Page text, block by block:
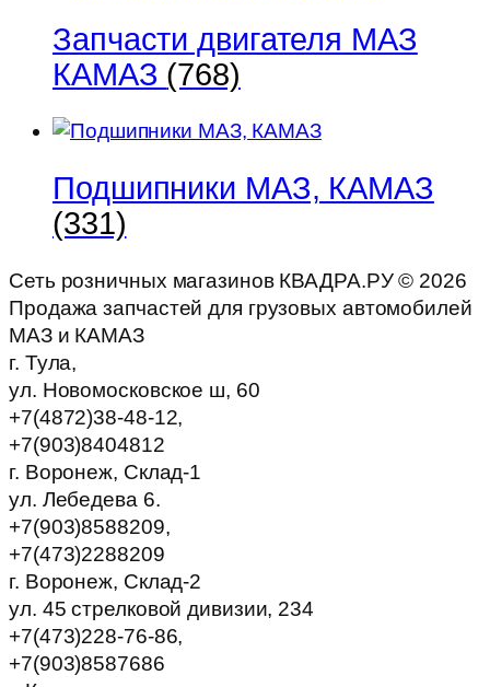
Запчасти двигателя МАЗ
КАМАЗ (768)
Подшипники МАЗ, КАМАЗ
(331)
Сеть розничных магазинов КВАДРА.РУ © 2026
Продажа запчастей для грузовых автомобилей
МАЗ и КАМАЗ
г. Тула,
ул. Новомосковское ш, 60
+7(4872)38-48-12,
+7(903)8404812
г. Воронеж, Склад-1
ул. Лебедева 6.
+7(903)8588209,
+7(473)2288209
г. Воронеж, Склад-2
ул. 45 стрелковой дивизии, 234
+7(473)228-76-86,
+7(903)8587686